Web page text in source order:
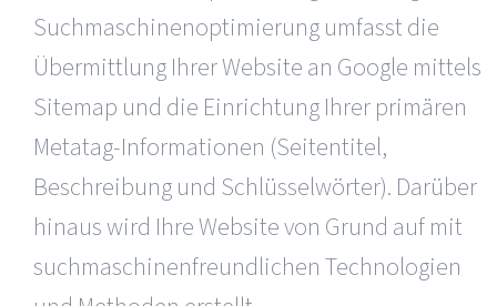
Suchmaschinenoptimierung umfasst die
Übermittlung Ihrer Website an Google mittels
Sitemap und die Einrichtung Ihrer primären
Metatag-Informationen (Seitentitel,
Beschreibung und Schlüsselwörter). Darüber
hinaus wird Ihre Website von Grund auf mit
suchmaschinenfreundlichen Technologien